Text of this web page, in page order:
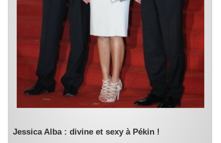
Jessica Alba : divine et sexy à Pékin !